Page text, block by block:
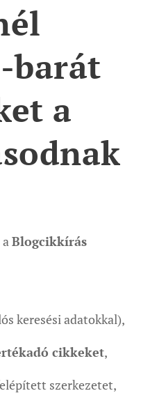
barát
a
Blogcikkírás
keresési adatokkal),
cikkeket,
szerkezetet,